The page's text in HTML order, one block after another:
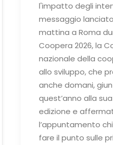
l'impatto degli
messaggio
mattina a Roma
Coopera 2026, la
nazionale della
allo sviluppo, che
anche domani,
quest’anno alla
edizione e
l’appuntamento
fare il punto sulle